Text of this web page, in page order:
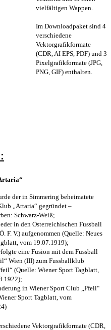
vielfältigen Wappen.
Im Downloadpaket sind 4
verschiedene
Vektorgrafikformate
(CDR, AI EPS, PDF) und 3
Pixelgrafikformate (JPG,
PNG, GIF) enthalten.
der in Simmering beheimatete
„Artaria“ gegründet –
Schwarz-Weiß;
in den Österreichischen Fussball
F. V.) aufgenommen (Quelle: Neues
vom 19.07.1919);
eine Fusion mit dem Fussball
Wien (III) zum Fussballklub
(Quelle: Wiener Sport Tagblatt,
in Wiener Sport Club „Pfeil“
Sport Tagblatt, vom
Vektorgrafikformate (CDR,